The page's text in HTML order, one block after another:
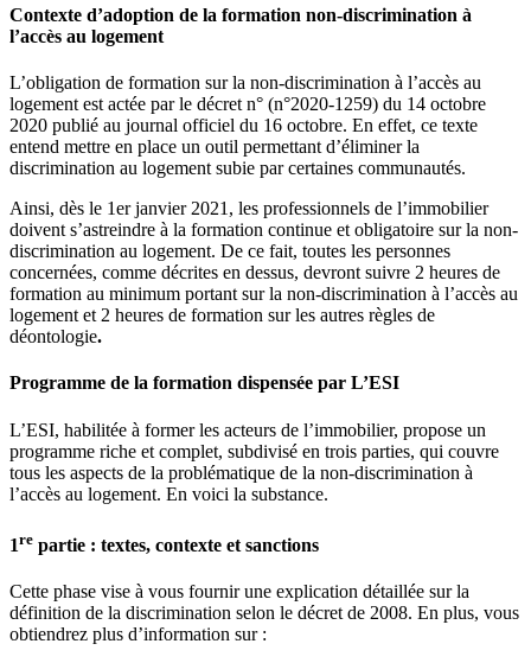
Contexte d’adoption de la formation non-discrimination à
l’accès au logement
L’obligation de formation sur la non-discrimination à l’accès au
logement est actée par le décret n° (n°2020-1259) du 14 octobre
2020 publié au journal officiel du 16 octobre. En effet, ce texte
entend mettre en place un outil permettant d’éliminer la
discrimination au logement subie par certaines communautés.
Ainsi, dès le 1er janvier 2021, les professionnels de l’immobilier
doivent s’astreindre à la formation continue et obligatoire sur la non-
discrimination au logement. De ce fait, toutes les personnes
concernées, comme décrites en dessus, devront suivre 2 heures de
formation au minimum portant sur la non-discrimination à l’accès au
logement et 2 heures de formation sur les autres règles de
déontologie.
Programme de la formation dispensée par L’ESI
L’ESI, habilitée à former les acteurs de l’immobilier, propose un
programme riche et complet, subdivisé en trois parties, qui couvre
tous les aspects de la problématique de la non-discrimination à
l’accès au logement. En voici la substance.
1re partie : textes, contexte et sanctions
Cette phase vise à vous fournir une explication détaillée sur la
définition de la discrimination selon le décret de 2008. En plus, vous
obtiendrez plus d’information sur :